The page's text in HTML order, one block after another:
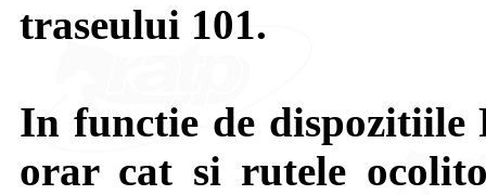
traseului 101.
In functie de
orar cat si rutele